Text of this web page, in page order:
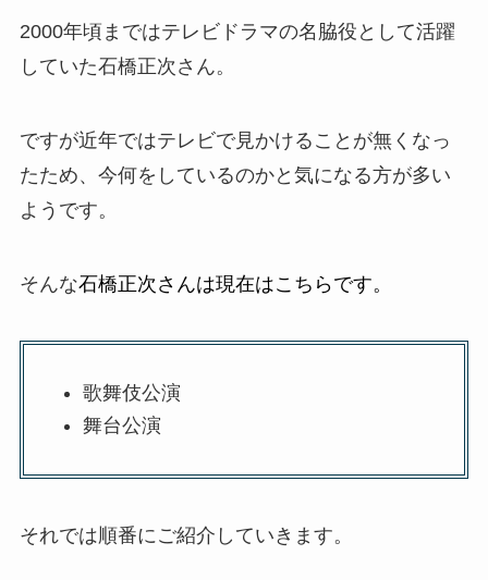
2000年頃まではテレビドラマの名脇役として活躍
していた石橋正次さん。
ですが近年ではテレビで見かけることが無くなっ
たため、今何をしているのかと気になる方が多い
ようです。
そんな石橋正次さんは現在はこちらです。
歌舞伎公演
舞台公演
それでは順番にご紹介していきます。